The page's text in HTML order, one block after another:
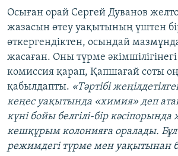
Осыған орай Сергей Дуванов
жазасын өтеу уақытының үштен
өткергендіктен, осындай
жасаған. Оны түрме
комиссия қарап, Қапшағай соты
қабылдапты. «Тәртібі
кеңес уақытында «химия» деп
күні бойы белгілі-бір кәсіпорында
кешқұрым колонияға оралады.
режимдегі түрме мен уақытынан